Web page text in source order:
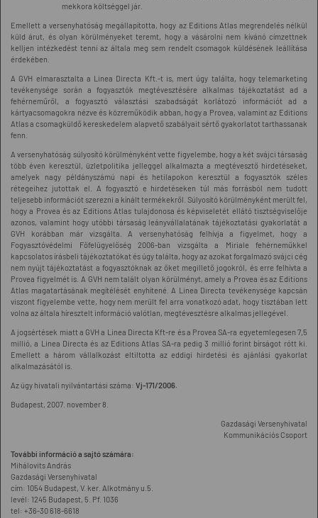
mekkora költséggel jár.
Emellett a versenyhatóság megállapította, hogy az Editions Atlas megrendelés nélkül
küld árut, és olyan körülményeket teremt, hogy a vásárolni nem kívánó címzettnek
kelljen intézkedést tenni az általa meg sem rendelt csomagok küldésének leállítása
érdekében.
A GVH elmarasztalta a Linea Directa Kft.-t is, mert úgy találta, hogy telemarketing
tevékenysége során a fogyasztók megtévesztésére alkalmas tájékoztatást ad a
fehérneműről, a fogyasztó választási szabadságát korlátozó információt ad a
kártyacsomagokra nézve és közreműködik abban, hogy a Provea, valamint az Editions
Atlas a csomagküldő kereskedelem alapvető szabályait sértő gyakorlatot tarthassanak
fenn.
A versenyhatóság súlyosító körülményként vette figyelembe, hogy a két svájci társaság
több éven keresztül, üzletpolitika jelleggel alkalmazta a megtévesztő hirdetéseket,
amelyek nagy példányszámú napi és hetilapokon keresztül a fogyasztók széles
rétegeihez jutottak el. A fogyasztó e hirdetéseken túl más forrásból nem tudott
teljesebb információt szerezni a kínált termékekről. Súlyosító körülményként merült fel,
hogy a Provea és az Editions Atlas tulajdonosa és képviseletét ellátó tisztségviselője
azonos, valamint hogy utóbbi társaság leányvállalatának tájékoztatási gyakorlatát a
GVH korábban már vizsgálta. A versenyhatóság felhívja a figyelmet, hogy a
Fogyasztóvédelmi Főfelügyelőség 2006-ban vizsgálta a Miriale fehérneműkkel
kapcsolatos írásbeli tájékoztatókat és úgy találta, hogy az azokat forgalmazó svájci cég
nem nyújt tájékoztatást a fogyasztóknak az őket megillető jogokról, és erre felhívta a
Provea figyelmét is. A GVH nem talált olyan körülményt, amely a Provea és az Editions
Atlas magatartásának megítélését enyhítené. A Linea Directa tevékenysége kapcsán
viszont figyelembe vette, hogy nem merült fel arra vonatkozó adat, hogy tisztában lett
volna az általa híresztelt információ valótlan, megtévesztésre alkalmas jellegével.
A jogsértések miatt a GVH a Linea Directa Kft-re és a Provea SA-ra egyetemlegesen 7,5
millió, a Linea Directa és az Editions Atlas SA-ra pedig 3 millió forint bírságot rótt ki.
Emellett a három vállalkozást eltiltotta az eddigi hirdetési és ajánlási gyakorlat
alkalmazásától is.
Az ügy hivatali nyilvántartási száma: Vj-171/2006.
Budapest, 2007. november 8.
Gazdasági Versenyhivatal
Kommunikációs Csoport
További információ a sajtó számára:
Mihálovits András
Gazdasági Versenyhivatal
cím: 1054 Budapest, V. ker. Alkotmány u.5.
levél: 1245 Budapest, 5. Pf. 1036
tel: +36-30 618-6618